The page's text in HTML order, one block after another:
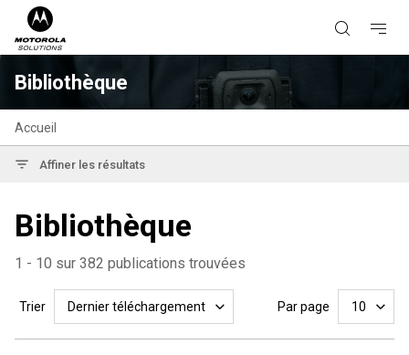
Bibliothèque
Accueil
Affiner les résultats
Bibliothèque
1 - 10 sur 382 publications trouvées
Trier Dernier téléchargement Par page 10